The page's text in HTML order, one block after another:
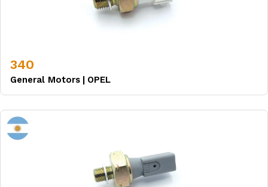
340
General Motors | OPEL